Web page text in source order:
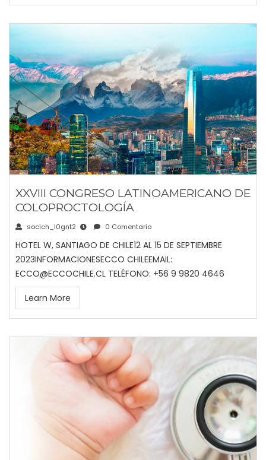
XXVIII CONGRESO LATINOAMERICANO DE
COLOPROCTOLOGÍA
socich_l0gnt2 0 Comentario
HOTEL W, SANTIAGO DE CHILE12 AL 15 DE SEPTIEMBRE
2023INFORMACIONESECCO CHILEEMAIL:
ECCO@ECCOCHILE.CL TELÉFONO: +56 9 9820 4646
Learn More